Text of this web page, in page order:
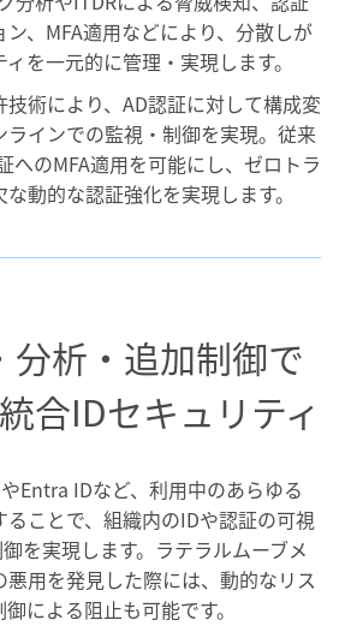
、MFA適用などにより、分散しが
を一元的に管理・実現します。
技術により、AD認証に対して構成変
ラインでの監視・制御を実現。従来
へのMFA適用を可能にし、ゼロトラ
動的な認証強化を実現します。
分析・追加制御で
合IDセキュリティ
Entra IDなど、利用中のあらゆる
ことで、組織内のIDや認証の可視
を実現します。ラテラルムーブメ
悪用を発見した際には、動的なリス
による阻止も可能です。